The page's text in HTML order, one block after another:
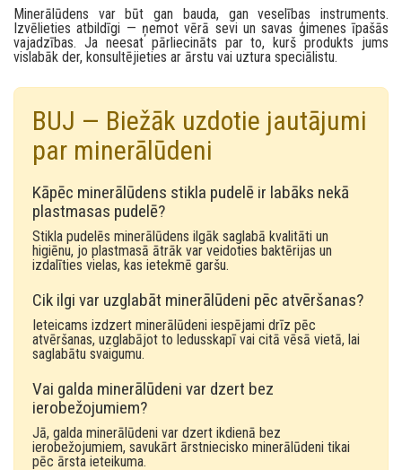
Minerālūdens var būt gan bauda, gan veselības instruments.
Izvēlieties atbildīgi — ņemot vērā sevi un savas ģimenes īpašās
vajadzības. Ja neesat pārliecināts par to, kurš produkts jums
vislabāk der, konsultējieties ar ārstu vai uztura speciālistu.
BUJ — Biežāk uzdotie jautājumi
par minerālūdeni
Kāpēc minerālūdens stikla pudelē ir labāks nekā
plastmasas pudelē?
Stikla pudelēs minerālūdens ilgāk saglabā kvalitāti un
higiēnu, jo plastmasā ātrāk var veidoties baktērijas un
izdalīties vielas, kas ietekmē garšu.
Cik ilgi var uzglabāt minerālūdeni pēc atvēršanas?
Ieteicams izdzert minerālūdeni iespējami drīz pēc
atvēršanas, uzglabājot to ledusskapī vai citā vēsā vietā, lai
saglabātu svaigumu.
Vai galda minerālūdeni var dzert bez
ierobežojumiem?
Jā, galda minerālūdeni var dzert ikdienā bez
ierobežojumiem, savukārt ārstniecisko minerālūdeni tikai
pēc ārsta ieteikuma.